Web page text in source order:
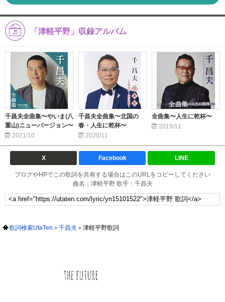
「津軽平野」収録アルバム
千昌夫全曲集〜やいま(八
重山)ニューバージョン〜
2021/10
千昌夫全曲集〜北国の
春・人生に乾杯〜
2020/11
全曲集〜人生に乾杯〜
2019/11
X Facebook LINE
ブログやHPでこの歌詞を共有する場合はこのURLをコピーしてください
曲名：津軽平野 歌手：千昌夫
歌詞検索UtaTen 千昌夫 津軽平野歌詞